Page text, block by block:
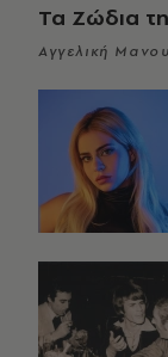
Τα Ζώδια
Αγγελική